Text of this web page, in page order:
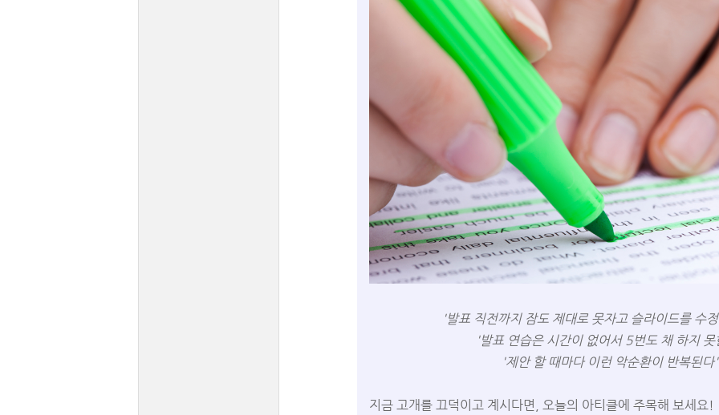
'발표 직전까지 잠도 제대로 못자고 슬라이드를 수
'발표 연습은 시간이 없어서 5번도 채 하지
'제안 할 때마다 이런 악순환이 반복된다'
지금 고개를 끄덕이고 계시다면, 오늘의 아티클에 주목해 보세요!